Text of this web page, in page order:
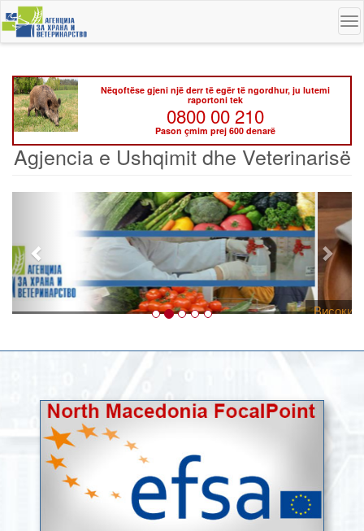
Skip
to
main
Nëqoftëse gjeni një derr të egër të ngordhur, ju lutemi
raportoni tek
0800 00 210
Pason çmim prej 600 denarë
Agjencia e Ushqimit dhe Veterinarisë
Високите температури ризик од труење со храна, опасни се и
Previous Next